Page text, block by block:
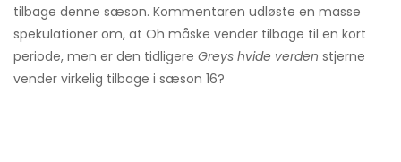
tilbage denne sæson. Kommentaren udløste en masse
spekulationer om, at Oh måske vender tilbage til en kort
periode, men er den tidligere Greys hvide verden stjerne
vender virkelig tilbage i sæson 16?